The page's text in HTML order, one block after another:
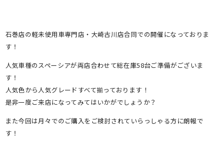
石巻店の軽未使用車専門店・大崎古川店合同での開催になっておりま
す！
人気車種のスペーシアが両店合わせて総在庫58台ご準備がございま
す！
人気色から人気グレードすべて揃っております！
是非一度ご来店になってみてはいかがでしょうか？
また今回は月々でのご購入をご検討されていらっしゃる方に朗報で
す！